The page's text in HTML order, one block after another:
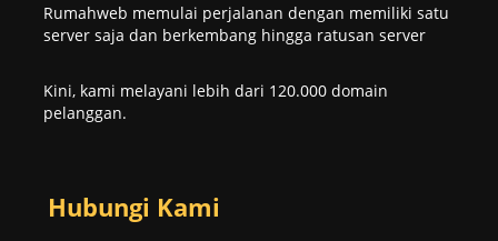
Rumahweb memulai perjalanan dengan memiliki satu
server saja dan berkembang hingga ratusan server
Kini, kami melayani lebih dari 120.000 domain
pelanggan.
Hubungi Kami